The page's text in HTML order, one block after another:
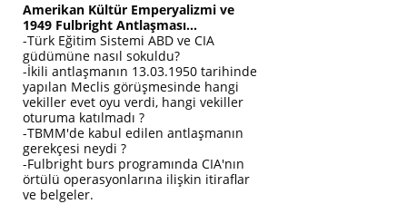
Amerikan Kültür Emperyalizmi ve
1949 Fulbright Antlaşması...
-Türk Eğitim Sistemi ABD ve CIA
güdümüne nasıl sokuldu?
-İkili antlaşmanın 13.03.1950 tarihinde
yapılan Meclis görüşmesinde hangi
vekiller evet oyu verdi, hangi vekiller
oturuma katılmadı ?
-TBMM'de kabul edilen antlaşmanın
gerekçesi neydi ?
-Fulbright burs programında CIA'nın
örtülü operasyonlarına ilişkin itiraflar
ve belgeler.